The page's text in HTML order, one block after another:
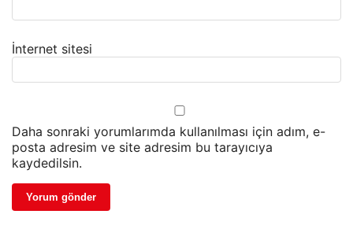
İnternet sitesi
Daha sonraki yorumlarımda kullanılması için adım, e-
posta adresim ve site adresim bu tarayıcıya
kaydedilsin.